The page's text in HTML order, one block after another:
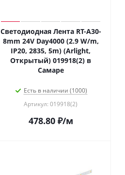
Светодиодная Лента RT-A30-
8mm 24V Day4000 (2.9 W/m,
IP20, 2835, 5m) (Arlight,
Открытый) 019918(2) в
Самаре
Есть в наличии (1000)
Артикул: 019918(2)
478.80₽/м